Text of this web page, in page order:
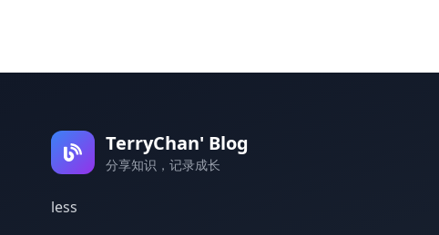
TerryChan' Blog
分享知识，记录成长
less